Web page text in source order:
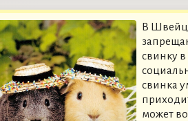
В
свинку в
свинка
может